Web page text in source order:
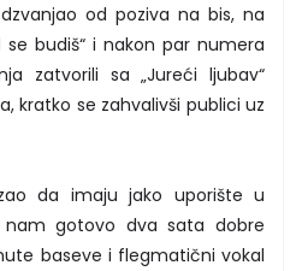
od poziva na bis, na
se budiš“ i nakon par numera
zatvorili sa „Jureći ljubav“
kratko se zahvalivši publici uz
da imaju jako uporište u
nam gotovo dva sata dobre
baseve i flegmatični vokal